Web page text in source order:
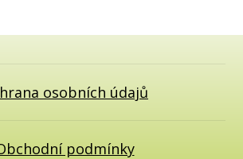
osobních údajů
podmínky